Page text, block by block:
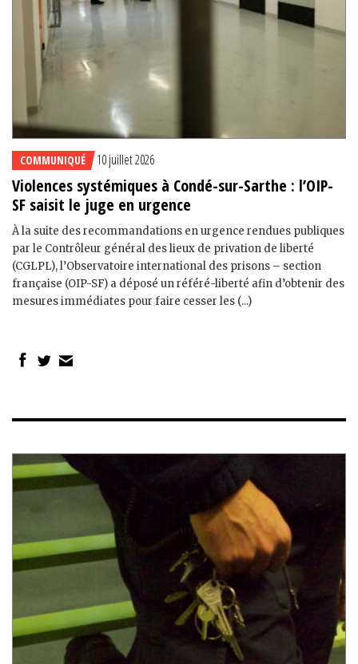
COMMUNIQUÉ 10 juillet 2026
Violences systémiques à Condé-sur-Sarthe : l’OIP-
SF saisit le juge en urgence
À la suite des recommandations en urgence rendues publiques
par le Contrôleur général des lieux de privation de liberté
(CGLPL), l’Observatoire international des prisons – section
française (OIP-SF) a déposé un référé-liberté afin d’obtenir des
mesures immédiates pour faire cesser les (...)